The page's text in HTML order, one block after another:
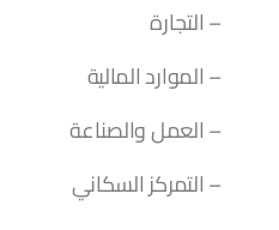
– التجارة
– الموارد المالية
– العمل والصناعة
– التمركز السكاني